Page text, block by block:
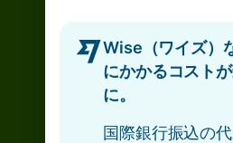
Wise（ワイズ）
にかかるコスト
に。
国際銀行振込の代